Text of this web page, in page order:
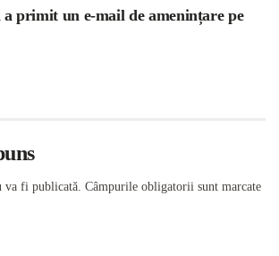
a primit un e-mail de amenințare pe
va fi publicată. Câmpurile obligatorii sunt marcate